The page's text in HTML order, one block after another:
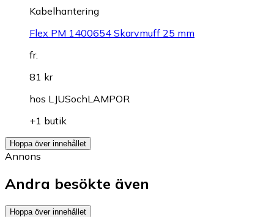
Kabelhantering
Flex PM 1400654 Skarvmuff 25 mm
fr.
81 kr
hos LJUSochLAMPOR
+1 butik
Hoppa över innehållet
Annons
Andra besökte även
Hoppa över innehållet